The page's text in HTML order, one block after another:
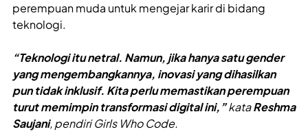
perempuan muda untuk mengejar karir di bidang
teknologi.
“Teknologi itu netral. Namun, jika hanya satu gender
yang mengembangkannya, inovasi yang dihasilkan
pun tidak inklusif. Kita perlu memastikan perempuan
turut memimpin transformasi digital ini,”kataReshma
Saujani, pendiri Girls Who Code.